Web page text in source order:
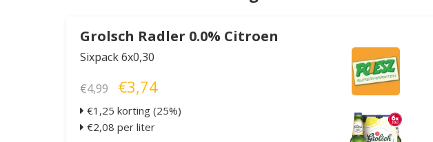
Grolsch Radler 0.0% Citroen
Sixpack 6x0,30
€4,99 €3,74
€1,25 korting (25%)
€2,08 per liter